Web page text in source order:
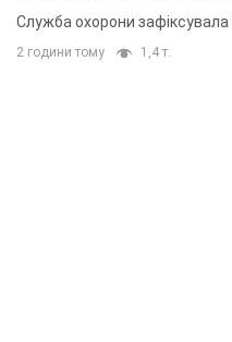
Служба охорони
2 години тому 1,4 т.